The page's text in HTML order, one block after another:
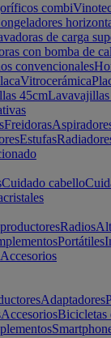
combi
de carga
con bomba de
convencionales
Vitrocerámica
45cm
Freidoras
Estufas
Cuidado cabello
Radios
Portátiles
Accesorios
Adaptadores
AccesoriosBicicletas